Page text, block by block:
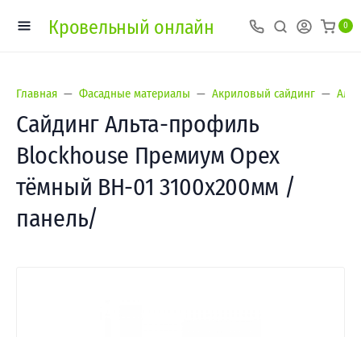
Кровельный онлайн 0
Главная Фасадные материалы Акриловый сайдинг
Сайдинг Альта-профиль
Blockhouse Премиум Орех
тёмный ВН-01 3100х200мм /
панель/